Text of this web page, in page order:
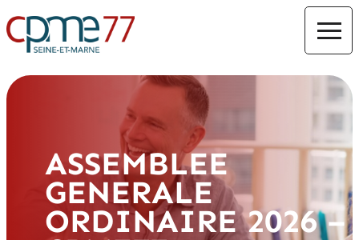
ASSEMBLEE
GENERALE
ORDINAIRE 2026 –